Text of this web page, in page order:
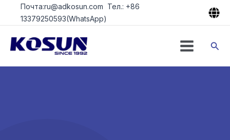
ПерейтиПочта:ru@adkosun.com Тел.: +86
13379250593(WhatsApp)